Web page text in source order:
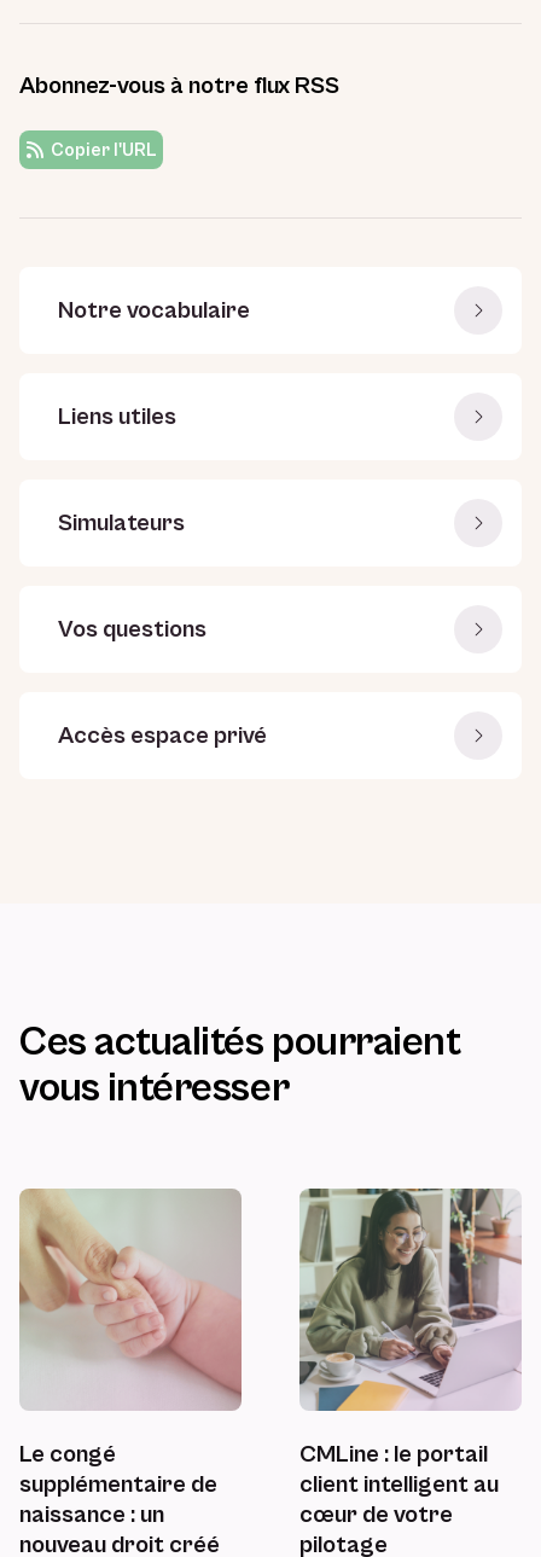
Abonnez-vous à notre flux RSS
Copier l'URL
Notre vocabulaire
Liens utiles
Simulateurs
Vos questions
Accès espace privé
Ces actualités pourraient
vous intéresser
Le congé
supplémentaire de
naissance : un
nouveau droit créé
CMLine : le portail
client intelligent au
cœur de votre
pilotage